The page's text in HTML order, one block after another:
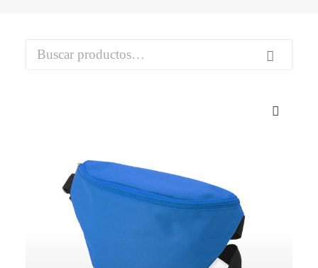
Teléfono - 931 97 40 60
WhatsApp - 634 777 310
Buscar